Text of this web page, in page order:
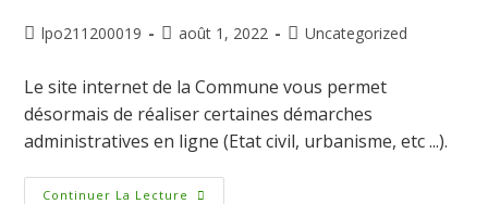
lpo211200019 août 1, 2022 Uncategorized
Le site internet de la Commune vous permet
désormais de réaliser certaines démarches
administratives en ligne (Etat civil, urbanisme, etc ...).
Continuer La Lecture